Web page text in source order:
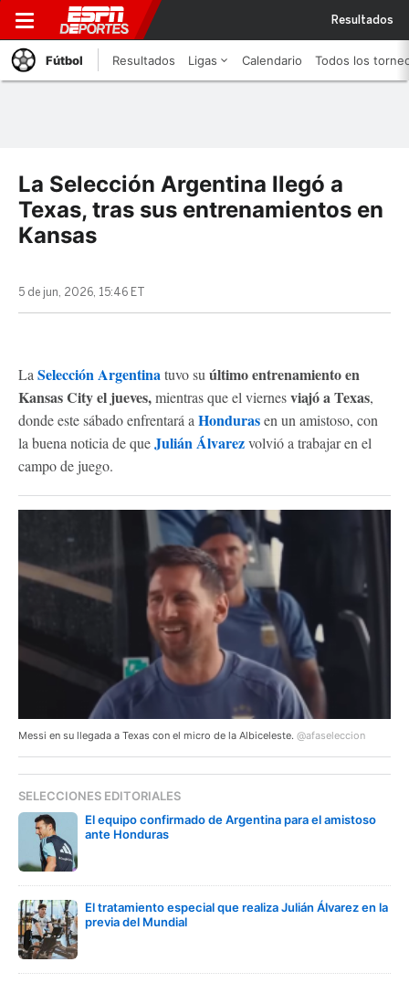
Resultados
Fútbol Resultados Ligas Calendario Todos los
La Selección Argentina llegó a
Texas, tras sus entrenamientos en
Kansas
5 de jun, 2026, 15:46 ET
La Selección Argentinatuvo su último entrenamiento en
Kansas City el jueves,mientras que el viernesviajó a Texas,
donde este sábado enfrentará a Hondurasen un amistoso, con
la buena noticia de queJulián Álvarezvolvió a trabajar en el
campo de juego.
Messi en su llegada a Texas con el micro de la Albiceleste. @afaseleccion
SELECCIONES EDITORIALES
El equipo confirmado de Argentina para el amistoso
ante Honduras
El tratamiento especial que realiza Julián Álvarez en la
previa del Mundial